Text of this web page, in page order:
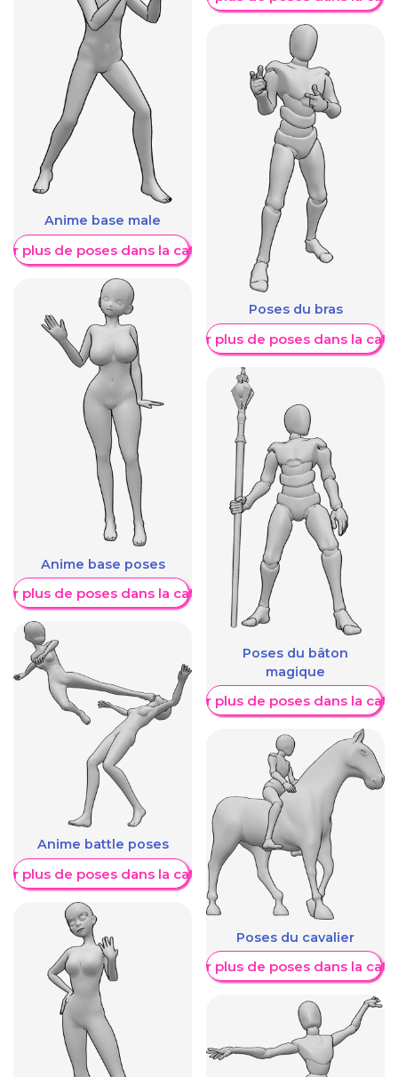
Anime base male
plus de poses dans la catégorie
Anime base poses
plus de poses dans la catégorie
Anime battle poses
plus de poses dans la catégorie
Poses du bras
Afficher plus de poses dans la
Poses du bâton
magique
Afficher plus de poses dans la
Poses du cavalier
Afficher plus de poses dans la